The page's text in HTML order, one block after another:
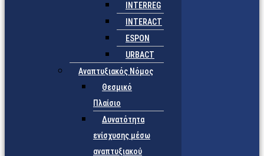
INTERREG
INTERACT
ESPON
URBACT
Αναπτυξιακός Νόμος
Θεσμικό
Πλαίσιο
Δυνατότητα
ενίσχυσης μέσω
αναπτυξιακού